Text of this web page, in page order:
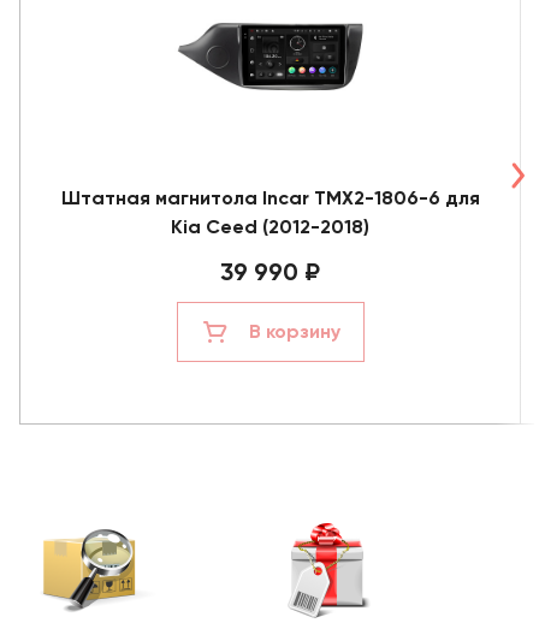
Штатная магнитола Incar TMX2-1806-6 для
Kia Ceed (2012-2018)
39 990 ₽
В корзину